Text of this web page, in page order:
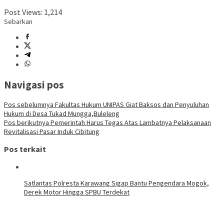
Post Views: 1,214
Sebarkan
Navigasi pos
Pos sebelumnya Fakultas Hukum UNIPAS Giat Baksos dan Penyuluhan
Hukum di Desa Tukad Mungga,Buleleng
Pos berikutnya Pemerintah Harus Tegas Atas Lambatnya Pelaksanaan
Revitalisasi Pasar Induk Cibitung
Pos terkait
Satlantas Polresta Karawang Sigap Bantu Pengendara Mogok,
Derek Motor Hingga SPBU Terdekat